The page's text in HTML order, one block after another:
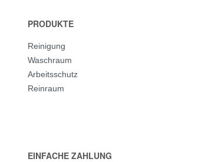
PRODUKTE
Reinigung
Waschraum
Arbeitsschutz
Reinraum
EINFACHE ZAHLUNG